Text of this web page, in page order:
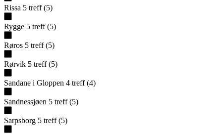
Rissa 5 treff (5)
Rygge 5 treff (5)
Røros 5 treff (5)
Rørvik 5 treff (5)
Sandane i Gloppen 4 treff (4)
Sandnessjøen 5 treff (5)
Sarpsborg 5 treff (5)